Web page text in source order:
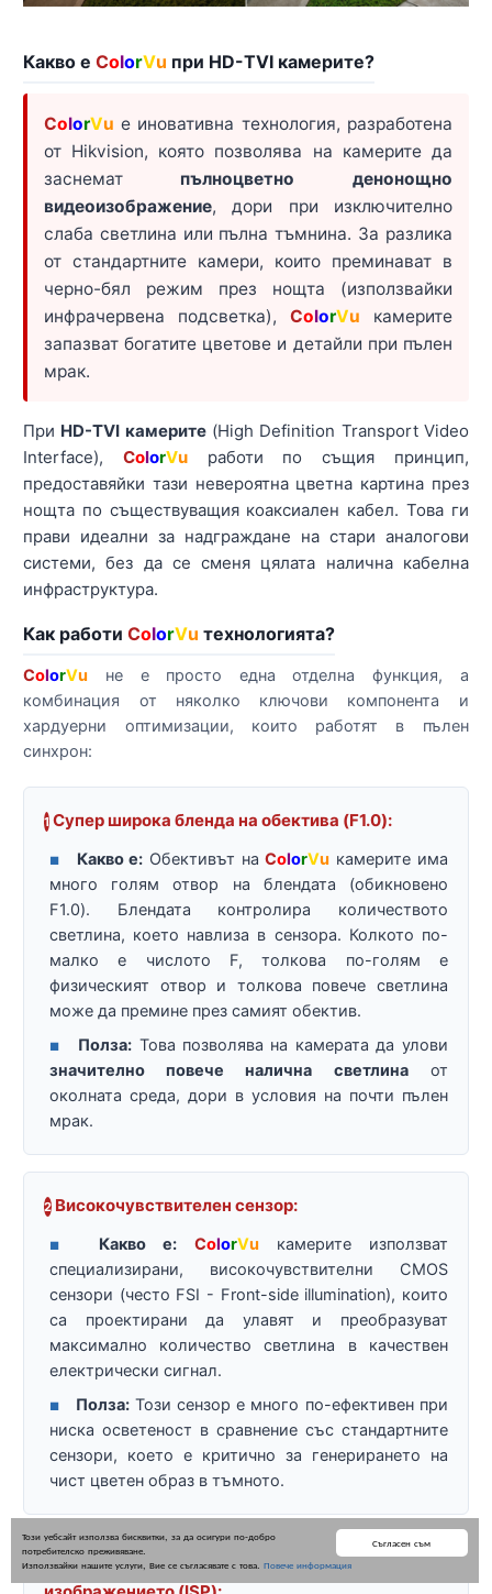
Съгласен съм
Този уебсайт използва бисквитки, за да осигури по-добро
потребителско преживяване.
Използвайки нашите услуги, Вие се съгласявате с това. Повече информация
Какво еColorVu при HD-TVI камерите?
ColorVu е иновативна технология, разработена
от Hikvision, която позволява на камерите да
заснемат пълноцветно денонощно
видеоизображение, дори при изключително
слаба светлина или пълна тъмнина. За разлика
от стандартните камери, които преминават в
черно-бял режим през нощта (използвайки
инфрачервена подсветка), ColorVu камерите
запазват богатите цветове и детайли при пълен
мрак.
При HD-TVI камерите(High Definition Transport Video
Interface), ColorVuработи по същия принцип,
предоставяйки тази невероятна цветна картина през
нощта по съществуващия коаксиален кабел. Това ги
прави идеални за надграждане на стари аналогови
системи, без да се сменя цялата налична кабелна
инфраструктура.
Как работиColorVu технологията?
ColorVu не е просто една отделна функция, а
комбинация от няколко ключови компонента и
хардуерни оптимизации, които работят в пълен
синхрон:
1 Супер широка бленда на обектива (F1.0):
■ Какво е: Обективът наColorVu камерите има
много голям отвор на блендата (обикновено
F1.0). Блендата контролира количеството
светлина, което навлиза в сензора. Колкото по-
малко е числото F, толкова по-голям е
физическият отвор и толкова повече светлина
може да премине през самият обектив.
■ Полза: Това позволява на камерата да улови
значително повече налична светлинаот
околната среда, дори в условия на почти пълен
мрак.
2 Високочувствителен сензор:
■ Какво е: ColorVuкамерите използват
специализирани, високочувствителни CMOS
сензори (често FSI - Front-side illumination), които
са проектирани да улавят и преобразуват
максимално количество светлина в качествен
електрически сигнал.
■ Полза:Този сензор е много по-ефективен при
ниска осветеност в сравнение със стандартните
сензори, което е критично за генерирането на
чист цветен образ в тъмното.
3Усъвършенстван процесор за обработка на